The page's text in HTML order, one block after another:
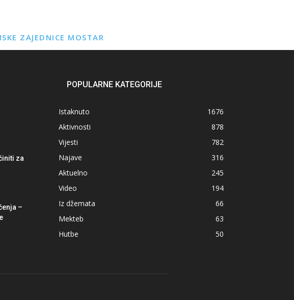
ZAJEDNICE MOSTAR
za
–
POPULARNE KATEGORIJE
Istaknuto
1676
Aktivnosti
878
Vijesti
782
Najave
316
Aktuelno
245
Video
194
Iz džemata
66
Mekteb
63
Hutbe
50